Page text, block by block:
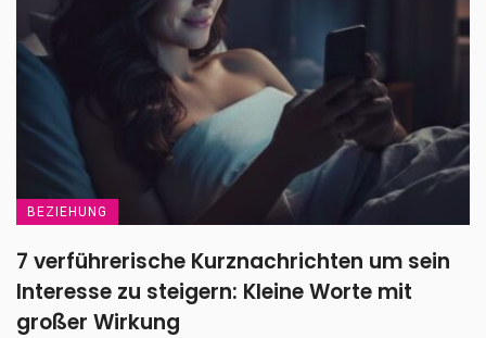
BEZIEHUNG
7 verführerische Kurznachrichten um sein
Interesse zu steigern: Kleine Worte mit
großer Wirkung